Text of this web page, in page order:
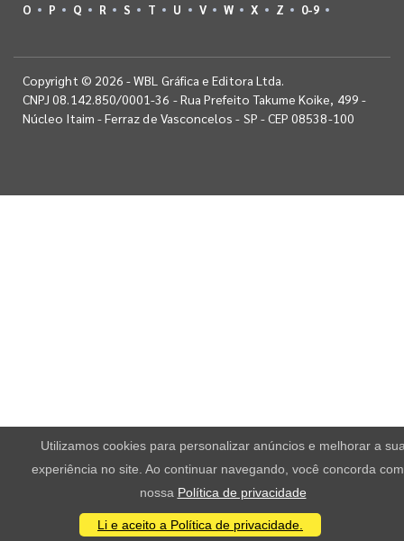
O
P Q R S T U V W X Z 0-9
Copyright © 2026 - WBL Gráfica e Editora Ltda.
CNPJ 08.142.850/0001-36 - Rua Prefeito Takume Koike, 499 -
Núcleo Itaim - Ferraz de Vasconcelos - SP - CEP 08538-100
Utilizamos cookies para personalizar anúncios e melhorar a
experiência no site. Ao continuar navegando, você concorda
nossa Política de privacidade
Li e aceito a Política de privacidade.